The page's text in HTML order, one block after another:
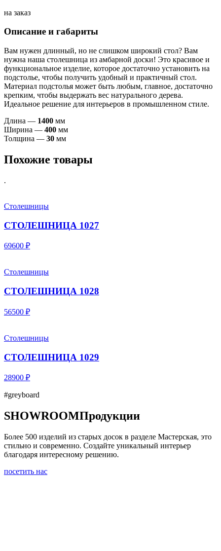
на заказ
Описание и габариты
Вам нужен длинный, но не слишком широкий стол? Вам
нужна наша столешница из амбарной доски! Это красивое и
функциональное изделие, которое достаточно установить на
подстолье, чтобы получить удобный и практичный стол.
Материал подстолья может быть любым, главное, достаточно
крепким, чтобы выдержать вес натурального дерева.
Идеальное решение для интерьеров в промышленном стиле.
Длина — 1400 мм
Ширина — 400 мм
Толщина — 30 мм
Похожие товары
.
Столешницы
СТОЛЕШНИЦА 1027
69600 ₽
Столешницы
СТОЛЕШНИЦА 1028
56500 ₽
Столешницы
СТОЛЕШНИЦА 1029
28900 ₽
#greyboard
SHOWROOMПродукции
Более 500 изделий из старых досок в разделе Мастерская, это
стильно и современно. Создайте уникальный интерьер
благодаря интересному решению.
посетить нас